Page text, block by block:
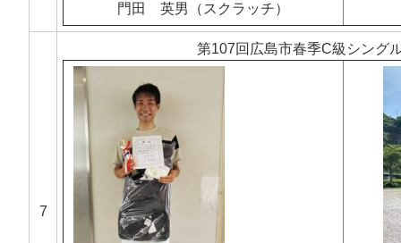
門田 英男（スクラッチ）
7
第107回広島市春季C級シング